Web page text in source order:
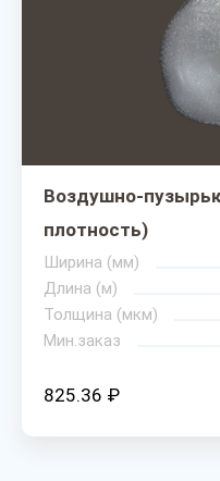
Воздушно-
плотность)
Ширина (мм)
Длина (м)
Толщина (мкм)
Мин.заказ
825.36 ₽